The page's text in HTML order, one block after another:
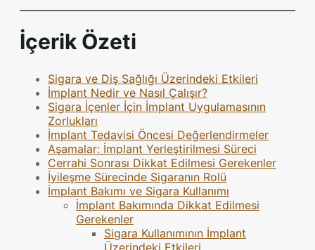
İçerik Özeti
Sigara ve Diş Sağlığı Üzerindeki Etkileri
İmplant Nedir ve Nasıl Çalışır?
Sigara İçenler İçin İmplant Uygulamasının
Zorlukları
İmplant Tedavisi Öncesi Değerlendirmeler
Aşamalar: İmplant Yerleştirilmesi Süreci
Cerrahi Sonrası Dikkat Edilmesi Gerekenler
İyileşme Sürecinde Sigaranın Rolü
İmplant Bakımı ve Sigara Kullanımı
İmplant Bakımında Dikkat Edilmesi
Gerekenler
Sigara Kullanımının İmplant